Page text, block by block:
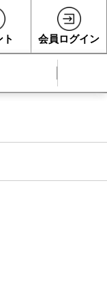
ト 会員ログイン